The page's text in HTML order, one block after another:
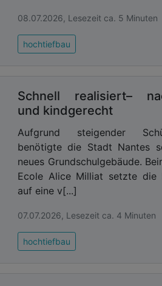
08.07.2026, Lesezeit ca. 5 Minuten
hochtiefbau
Schnell realisiert–
und kindgerecht
Aufgrund steigender
benötigte die Stadt Nantes
neues Grundschulgebäude.
Ecole Alice Milliat setzte die
auf eine v[...]
07.07.2026, Lesezeit ca. 4 Minuten
hochtiefbau